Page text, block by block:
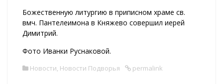
Божественную литургию в приписном храме св.
вмч. Пантелеимона в Княжево совершил иерей
Димитрий.
Фото Иванки Руснаковой.
Новости, Новости Подворья permalink